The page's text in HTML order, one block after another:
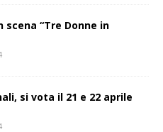
scena “Tre Donne in
si vota il 21 e 22 aprile